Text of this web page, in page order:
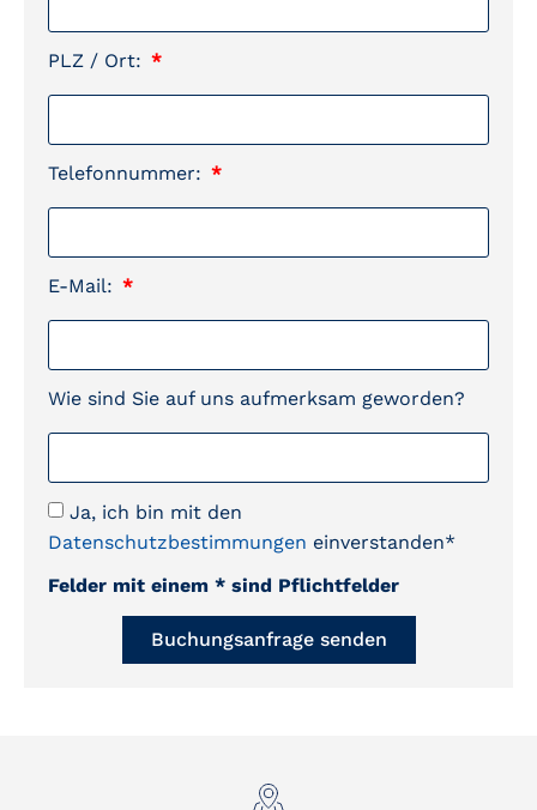
PLZ / Ort:
Telefonnummer:
E-Mail:
Wie sind Sie auf uns aufmerksam geworden?
Ja, ich bin mit den
Datenschutzbestimmungen einverstanden*
Felder mit einem * sind Pflichtfelder
Buchungsanfrage senden